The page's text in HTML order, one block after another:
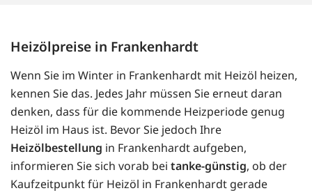
Heizölpreise in Frankenhardt
Wenn Sie im Winter in Frankenhardt mit Heizöl heizen,
kennen Sie das. Jedes Jahr müssen Sie erneut daran
denken, dass für die kommende Heizperiode genug
Heizöl im Haus ist. Bevor Sie jedoch Ihre
Heizölbestellung in Frankenhardt aufgeben,
informieren Sie sich vorab bei tanke-günstig, ob der
Kaufzeitpunkt für Heizöl in Frankenhardt gerade